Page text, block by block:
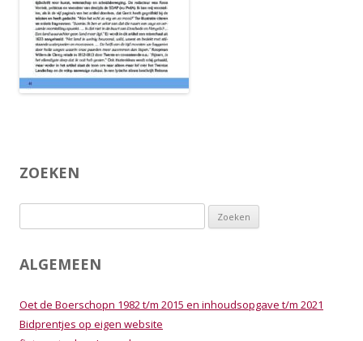
ZOEKEN
naar:
ALGEMEEN
Oet de Boerschopn 1982 t/m 2015 en inhoudsopgave t/m 2021
Bidprentjes op eigen website